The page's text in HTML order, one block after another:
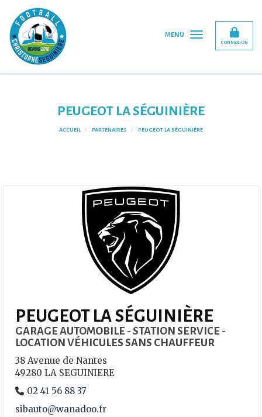
CONNEXION
MENU
PEUGEOT LA SÉGUINIÈRE
ACCUEIL PARTENAIRES PEUGEOT LA SÉGUINIÈRE
PEUGEOT LA SÉGUINIÈRE
GARAGE AUTOMOBILE - STATION SERVICE -
LOCATION VÉHICULES SANS CHAUFFEUR
38 Avenue de Nantes
49280 LA SEGUINIERE
02 41 56 88 37
sibauto@wanadoo.fr
Panneau de gestion des cookies